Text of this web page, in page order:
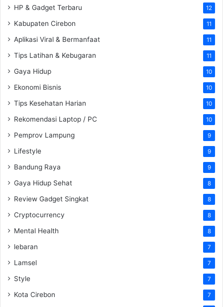
HP & Gadget Terbaru 12
Kabupaten Cirebon 11
Aplikasi Viral & Bermanfaat 11
Tips Latihan & Kebugaran 11
Gaya Hidup 10
Ekonomi Bisnis 10
Tips Kesehatan Harian 10
Rekomendasi Laptop / PC 10
Pemprov Lampung 9
Lifestyle 9
Bandung Raya 9
Gaya Hidup Sehat 8
Review Gadget Singkat 8
Cryptocurrency 8
Mental Health 8
lebaran 7
Lamsel 7
Style 7
Kota Cirebon 7